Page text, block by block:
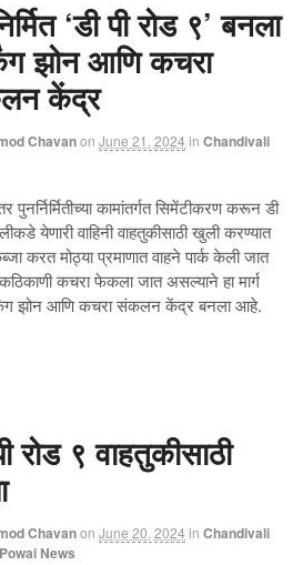
‘डी पी रोड ९’ बनला
झोन आणि कचरा
केंद्र
Chavanon June 21, 2024 in Chandivali
पुनर्निर्मितीच्या कामांतर्गत सिमेंटीकरण करून डी
येणारी वाहिनी वाहतुकीसाठी खुली करण्यात
करत मोठ्या प्रमाणात वाहने पार्क केली जात
कचरा फेकला जात असल्याने हा मार्ग
झोन आणि कचरा संकलन केंद्र बनला आहे.
रोड ९ वाहतुकीसाठी
Chavanon June 20, 2024 in Chandivali
Powai News